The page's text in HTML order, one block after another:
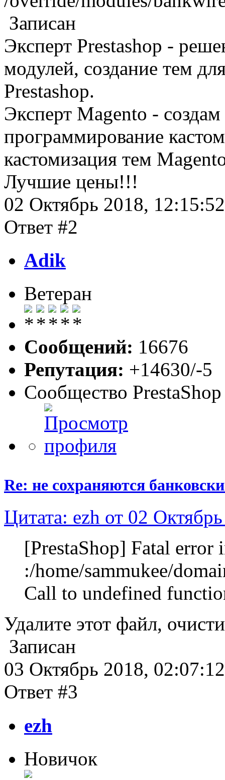
Записан
Эксперт Prestashop -
модулей, создание тем
Prestashop.
Эксперт Magento -
программирование
кастомизация тем
Лучшие цены!!!
02 Октябрь 2018, 12:15:52
Ответ #2
Adik
Ветеран
Сообщений: 16676
Репутация: +14630/-5
Сообщество PrestaShop
Re: не сохраняются
Цитата: ezh от 02
[PrestaShop] Fatal error
:/home/sammukee/
Call to undefined
Удалите этот файл,
Записан
03 Октябрь 2018, 02:07:12
Ответ #3
ezh
Новичок